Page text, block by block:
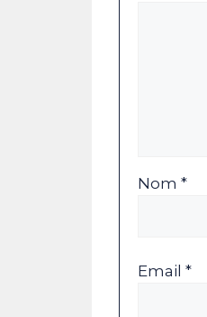
Nom *
Email *